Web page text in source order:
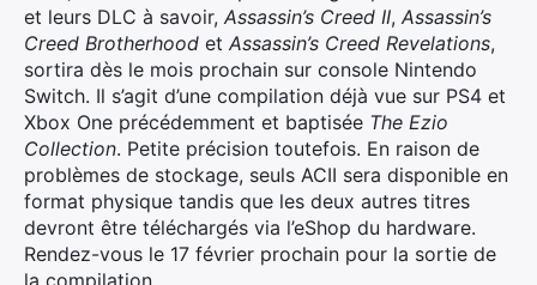
et leurs DLC à savoir, Assassin’s Creed II, Assassin’s
Creed Brotherhood et Assassin’s Creed Revelations,
sortira dès le mois prochain sur console Nintendo
Switch. Il s’agit d’une compilation déjà vue sur PS4 et
Xbox One précédemment et baptisée The Ezio
Collection. Petite précision toutefois. En raison de
problèmes de stockage, seuls ACII sera disponible en
format physique tandis que les deux autres titres
devront être téléchargés via l’eShop du hardware.
Rendez-vous le 17 février prochain pour la sortie de
la compilation.